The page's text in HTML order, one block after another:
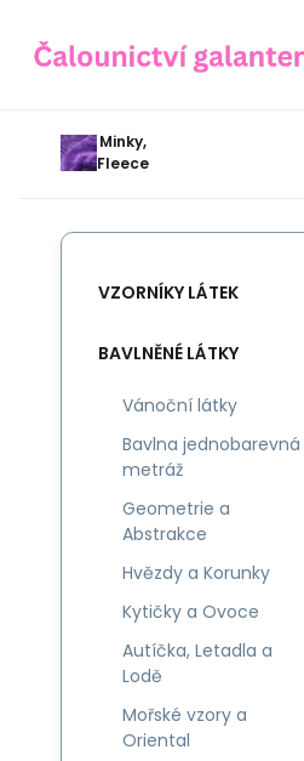
Minky,
Fleece
VZORNÍKY LÁTEK
BAVLNĚNÉ LÁTKY
Vánoční látky
Bavlna jednobarevná
metráž
Geometrie a
Abstrakce
Hvězdy a Korunky
Kytičky a Ovoce
Autíčka, Letadla a
Lodě
Mořské vzory a
Oriental